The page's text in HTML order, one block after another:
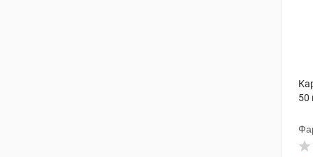
50